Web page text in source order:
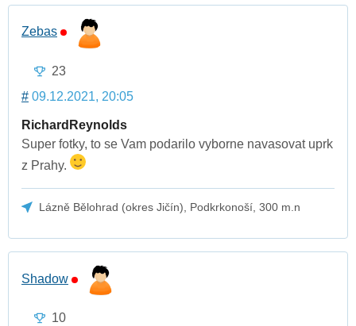
Zebas
23
# 09.12.2021, 20:05
RichardReynolds
Super fotky, to se Vam podarilo vyborne navasovat uprk
z Prahy.
Lázně Bělohrad (okres Jičín), Podkrkonoší, 300 m.n
Shadow
10